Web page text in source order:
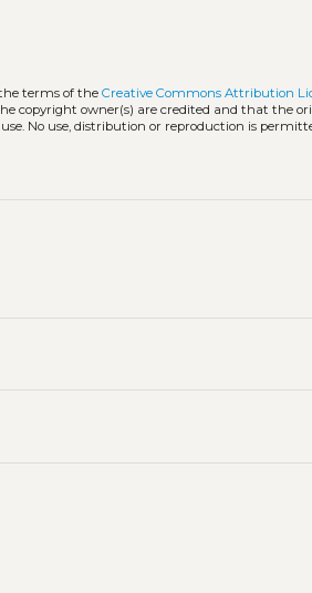
the terms of theCreative Commons Attribution
copyright owner(s) are credited and that the
No use, distribution or reproduction is